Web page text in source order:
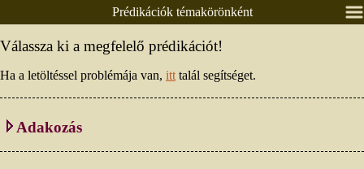
Nyitólap
Prédikációk témakörönként
Válassza ki a megfelelő prédikációt!
Ha a letöltéssel problémája van, itt talál segítséget.
Adakozás